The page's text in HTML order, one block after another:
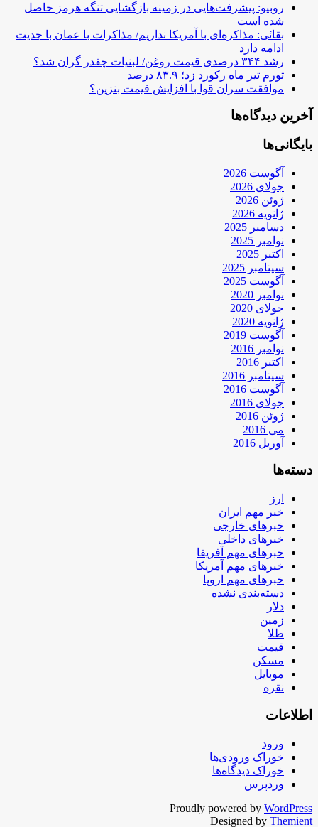
روبیو: پیشرفت‌هایی در زمینه بازگشایی تنگه هرمز حاصل
شده است
بقائی: مذاکره‌ای با آمریکا نداریم/ مذاکرات با عمان با جدیت
ادامه دارد
رشد ۳۴۴ درصدی قیمت روغن/ لبنیات چقدر گران شد؟
تورم تیر ماه رکورد زد؛ ۸۳.۹ درصد
موافقت سران قوا با افزایش قیمت بنزین؟
آخرین دیدگاه‌ها
بایگانی‌ها
آگوست 2026
جولای 2026
ژوئن 2026
ژانویه 2026
دسامبر 2025
نوامبر 2025
اکتبر 2025
سپتامبر 2025
آگوست 2025
نوامبر 2020
جولای 2020
ژانویه 2020
آگوست 2019
نوامبر 2016
اکتبر 2016
سپتامبر 2016
آگوست 2016
جولای 2016
ژوئن 2016
می 2016
آوریل 2016
دسته‌ها
ارز
خبر مهم ایران
خبرهای خارجی
خبرهای داخلی
خبرهای مهم آفریقا
خبرهای مهم آمریکا
خبرهای مهم اروپا
دسته‌بندی نشده
دلار
زمین
طلا
قیمت
مسکن
موبایل
نقره
اطلاعات
ورود
خوراک ورودی‌ها
خوراک دیدگاه‌ها
وردپرس
Proudly powered by WordPress
Designed by Themient